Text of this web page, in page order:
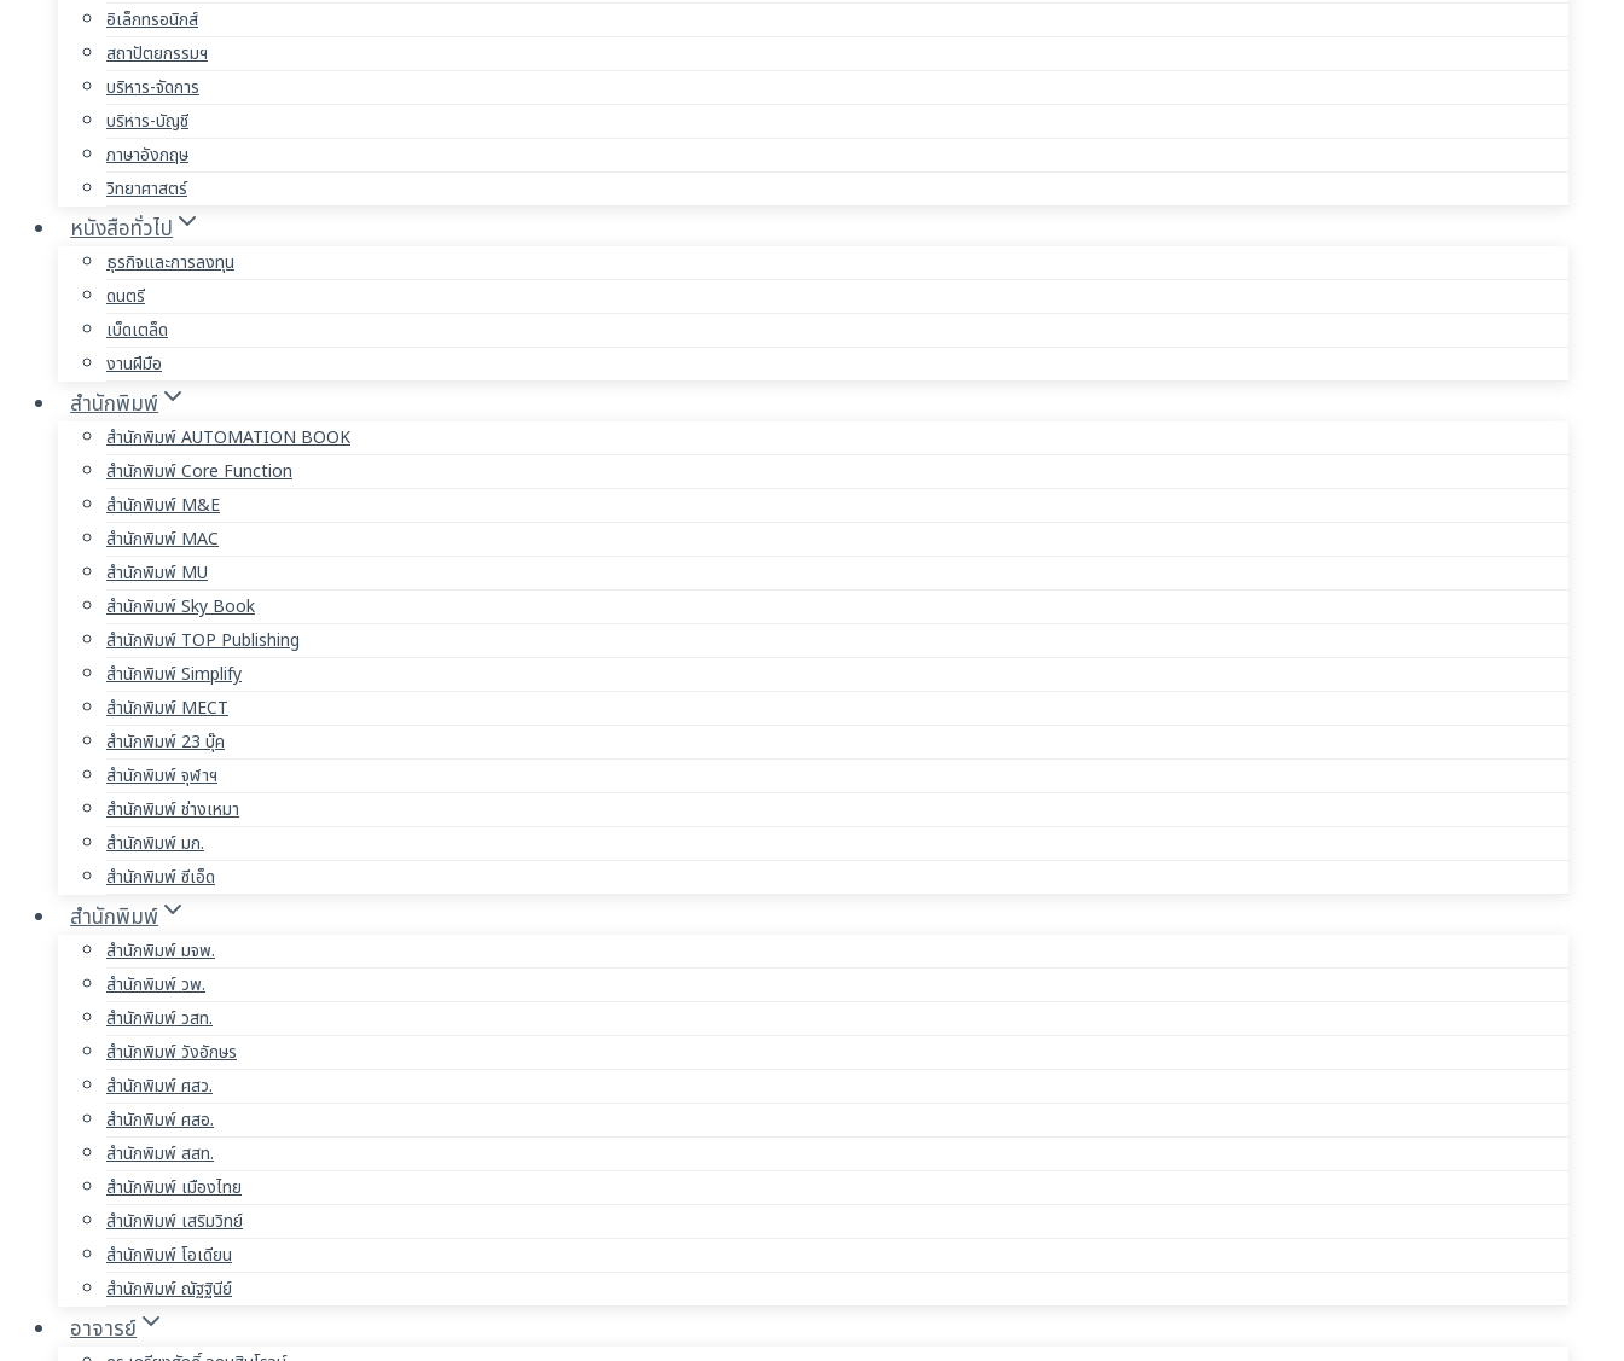
อิเล็กทรอนิกส์
สถาปัตยกรรมฯ
บริหาร-จัดการ
บริหาร-บัญชี
ภาษาอังกฤษ
วิทยาศาสตร์
หนังสือทั่วไป
ธุรกิจและการลงทุน
ดนตรี
เบ็ดเตล็ด
งานฝีมือ
สำนักพิมพ์
สำนักพิมพ์ AUTOMATION BOOK
สำนักพิมพ์ Core Function
สำนักพิมพ์ M&E
สำนักพิมพ์ MAC
สำนักพิมพ์ MU
สำนักพิมพ์ Sky Book
สำนักพิมพ์ TOP Publishing
สำนักพิมพ์ Simplify
สำนักพิมพ์ MECT
สำนักพิมพ์ 23 บุ๊ค
สำนักพิมพ์ จุฬาฯ
สำนักพิมพ์ ช่างเหมา
สำนักพิมพ์ มก.
สำนักพิมพ์ ซีเอ็ด
สำนักพิมพ์
สำนักพิมพ์ มจพ.
สำนักพิมพ์ วพ.
สำนักพิมพ์ วสท.
สำนักพิมพ์ วังอักษร
สำนักพิมพ์ ศสว.
สำนักพิมพ์ ศสอ.
สำนักพิมพ์ สสท.
สำนักพิมพ์ เมืองไทย
สำนักพิมพ์ เสริมวิทย์
สำนักพิมพ์ โอเดียน
สำนักพิมพ์ ณัฐฐินีย์
อาจารย์